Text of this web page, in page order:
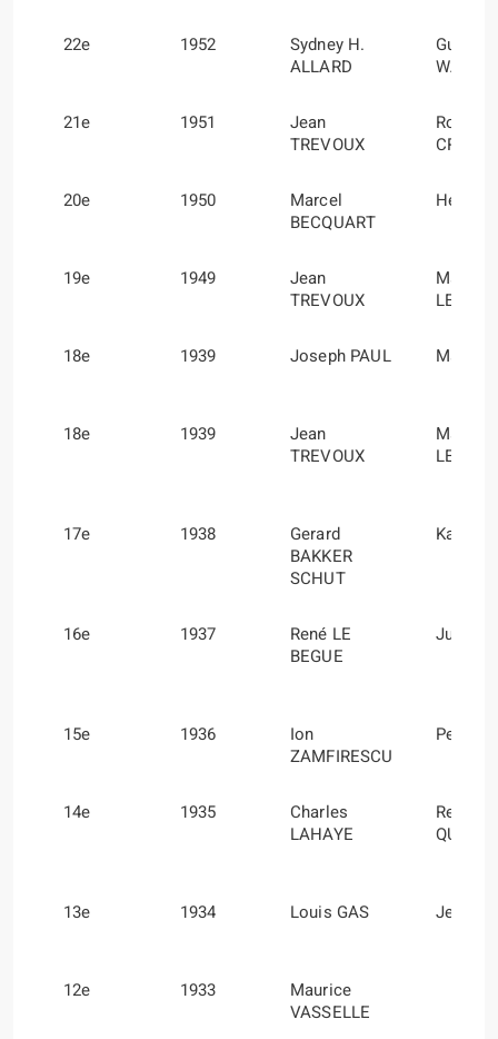
22e 1952
Sydney H.
ALLARD
Guy
21e 1951
Jean
TREVOUX
Roger
20e 1950
Marcel
BECQUART
Henri
19e 1949
Jean
TREVOUX
Marcel
18e 1939 Joseph PAUL Marcel
18e 1939
Jean
TREVOUX
Marcel
17e 1938
Gerard
BAKKER
SCHUT
Karel
16e 1937
René LE
BEGUE
Julio
15e 1936
Ion
ZAMFIRESCU
Petre
14e 1935
Charles
LAHAYE
René
13e 1934 Louis GAS Jean
12e 1933
Maurice
VASSELLE